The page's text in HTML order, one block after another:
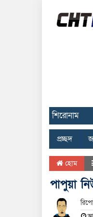
শিরোনাম
প্রচ্ছদ
হোম
পাপুয়া